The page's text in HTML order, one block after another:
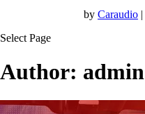
by Caraudio |
Select Page
Author: admin